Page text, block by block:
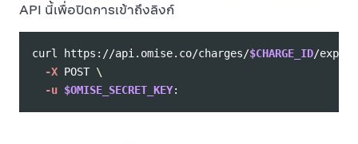
API นี้เพื่อปิดการเข้าถึงลิงก์
curl https://api.omise.co/charges/$CHARGE_ID/
-X POST \
-u $OMISE_SECRET_KEY